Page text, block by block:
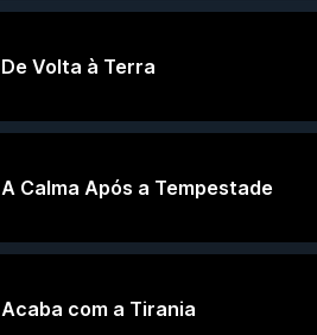
De Volta à Terra
A Calma Após a Tempestade
Acaba com a Tirania